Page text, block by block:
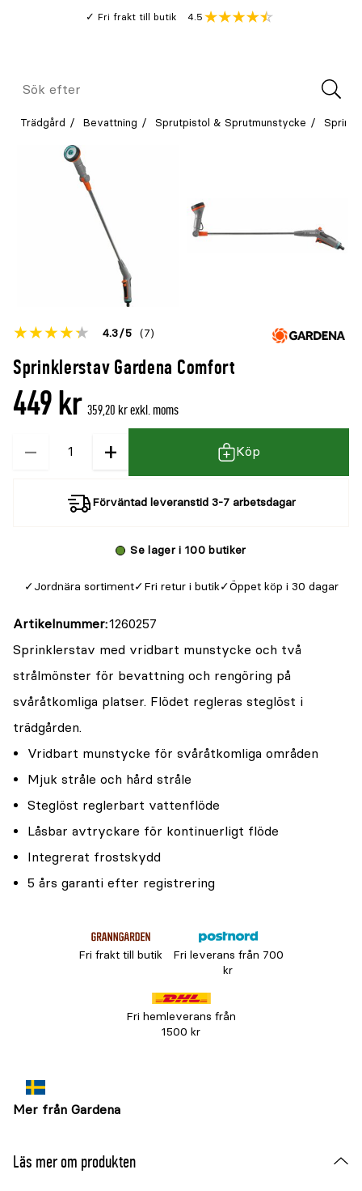
Fri frakt till butik
Genomsnitt
4.5
Meny
Sök
Trädgård Bevattning Sprutpistol & Sprutmunstycke
Sprinklerstav Gardena Comfort
Betyget
denna
{0}
4.3 5 (7)
Öppna
recensioner
449 kr 359,20 kr exkl. moms
−
Kvantitet + Köp
Förväntad leveranstid 3-7 arbetsdagar
Se lager i 100 butiker
Jordnära sortiment Fri retur i butik Öppet köp i 30 dagar
Artikelnummer 1260257
Sprinklerstav med vridbart munstycke och två
strålmönster för bevattning och rengöring på
svåråtkomliga platser. Flödet regleras steglöst i
trädgården.
Vridbart munstycke för svåråtkomliga områden
Mjuk stråle och hård stråle
Steglöst reglerbart vattenflöde
Låsbar avtryckare för kontinuerligt flöde
Integrerat frostskydd
5 års garanti efter registrering
Fri frakt till butik
Fri leverans från 700
kr
Fri hemleverans från
1500 kr
Mer från Gardena
Läs mer om produkten